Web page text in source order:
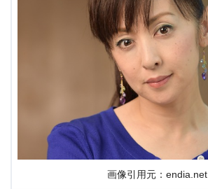
画像引用元：endia.net